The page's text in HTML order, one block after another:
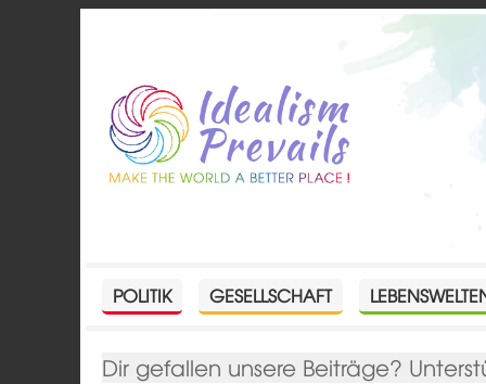
POLITIK GESELLSCHAFT
Dir gefallen unsere Beiträge?